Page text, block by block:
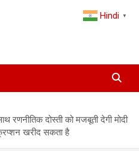
& Breaking
Media
दोस्ती को मजबूती देगी मोदी
खरीद सकता है
Hindi ▼